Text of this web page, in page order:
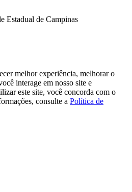
Estadual de Campinas
melhor experiência, melhorar o
interage em nosso site e
este site, você concorda com o
consulte a Política de